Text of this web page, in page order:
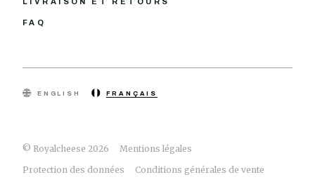
FAQ
© Royalcheese 2026
Mentions légales
Protection des données
Conditions générales de vente
ENGLISH FRANÇAIS